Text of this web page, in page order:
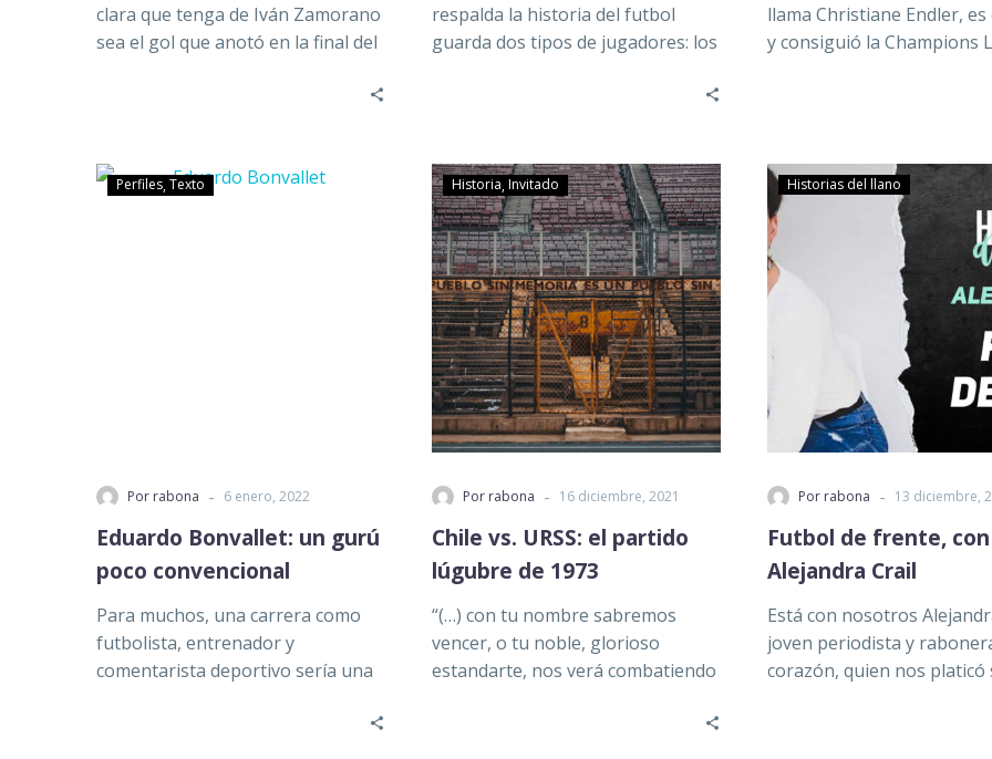
clara que tenga de Iván Zamorano
sea el gol que anotó en la final del
respalda la historia del futbol
guarda dos tipos de jugadores: los
llama Christiane Endler, es
y consiguió la Champions
Perfiles Texto
Por rabona - 6 enero, 2022
Eduardo Bonvallet: un gurú
poco convencional
Para muchos, una carrera como
futbolista, entrenador y
comentarista deportivo sería una
Historia Invitado
Por rabona - 16 diciembre, 2021
Chile vs. URSS: el partido
lúgubre de 1973
“(…) con tu nombre sabremos
vencer, o tu noble, glorioso
estandarte, nos verá combatiendo
Historias del llano
Por rabona - 13 diciembre,
Futbol de frente, con
Alejandra Crail
Está con nosotros
joven periodista y
corazón, quien nos platicó